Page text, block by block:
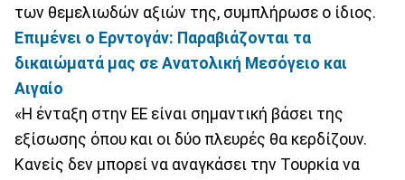
των θεμελιωδών αξιών της, συμπλήρωσε ο ίδιος.
Επιμένει ο Ερντογάν: Παραβιάζονται τα
δικαιώματά μας σε Ανατολική Μεσόγειο και
Αιγαίο
«Η ένταξη στην ΕΕ είναι σημαντική βάσει της
εξίσωσης όπου και οι δύο πλευρές θα κερδίζουν.
Κανείς δεν μπορεί να αναγκάσει την Τουρκία να